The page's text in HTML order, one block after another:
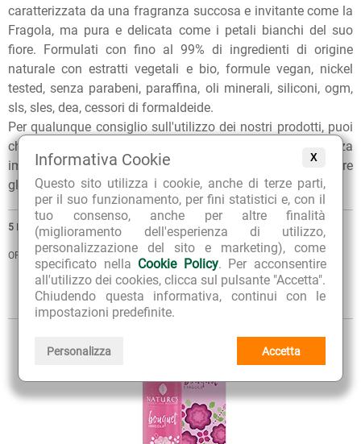
X
Informativa Cookie
Questo sito utilizza i cookie, anche di terze parti,
per il suo funzionamento, per fini statistici e, con il
tuo consenso, anche per altre finalità
(miglioramento dell'esperienza di utilizzo,
personalizzazione del sito e marketing), come
specificato nella Cookie Policy. Per acconsentire
all'utilizzo dei cookies, clicca sul pulsante "Accetta".
Chiudendo questa informativa, continui con le
impostazioni predefinite.
Personalizza Accetta
caratterizzata da una fragranza succosa e invitante come la
Fragola, ma pura e delicata come i petali bianchi del suo
fiore. Formulati con fino al 99% di ingredienti di origine
naturale con estratti vegetali e bio, formule vegan, nickel
tested, senza parabeni, paraffina, oli minerali, siliconi, ogm,
sls, sles, dea, cessori di formaldeide.
Per qualunque consiglio sull'utilizzo dei nostri prodotti, puoi
chiedere ai nostri erboristi una
e senza
impegno. Per ulteriori informazioni, inoltre, puoi consultare
gli
Articoli di approfondimentosul nostro blog.
5 PRODOTTI
ORDINA PER
VISTA
Sintetica Estesa